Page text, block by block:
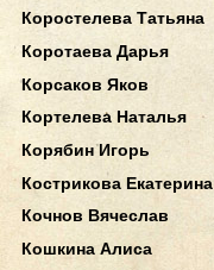
Коростелева Татьяна
Коротаева Дарья
Корсаков Яков
Кортелева Наталья
Корябин Игорь
Кострикова Екатерина
Кочнов Вячеслав
Кошкина Алиса